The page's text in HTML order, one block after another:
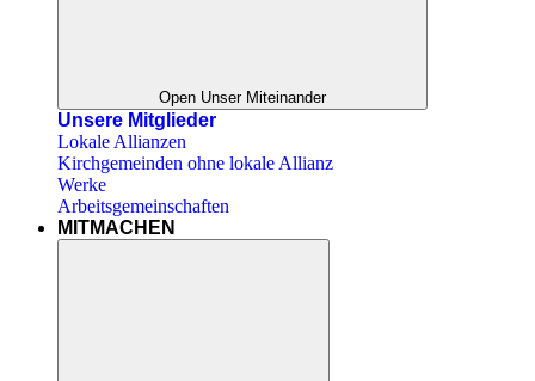
Open Unser Miteinander
Unsere Mitglieder
Lokale Allianzen
Kirchgemeinden ohne lokale Allianz
Werke
Arbeitsgemeinschaften
MITMACHEN